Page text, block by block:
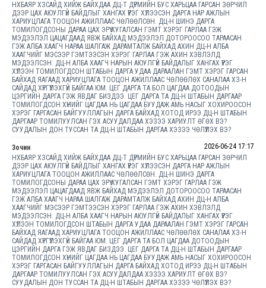
НХБАЯР ХЗСАЙД ХИЙЖ БАЙХДАА ДЦ-Т ДҮРМИЙН БУС ХАРЬЦАА ГАРСАН ЗӨРЧИЛ
ДЭЭР ЦАХ АЮУЛГҮЙ БАЙДЛЫГ ХАНГАХ ҮҮРЭГ ХҮЛЭЭСЭН ДАРГА НАР АЖЛЫН
ХАРИУЦЛАГА ТООЦОН АЖИЛЛААС ЧӨЛӨӨЛСӨН. ДЦ-Н ШИНЭ ДАРГА
ТОМИЛОГДСОНЫ ДАРАА ЦАХ ЭРҮҮ ХУГАЛСАН ГЭМТ ХЭРЭГ ГАРЛАА ГЭЖ
МЭДЭЭЛЭЛ ЦАЦАГДААД ЯВЖ БАЙХАД МЭДЭЭЛЭЛ ДОТОРООСОО ТАРААСАН
ГЭЖ АЛБА ХААГЧ НАРАА ШАЛГАЖ ДАРАМТАЛЖ БАЙХАД АХИН ДЦ-Н АЛБА
ХААГЧИЙГ МЭСЭЭР ГЭМТЭЭСЭН ХЭРЭГ ГАРЛАА ГЭЖ АХИН ХЭВЛЭЛД
МЭДЭЭЛСЭН. ДЦ-Н АЛБА ХААГЧ НАРЫН АЮУЛГҮЙ БАЙДАЛЫГ ХАНГАХ ҮҮРЭГ
ХҮЛЭЭН ТОМИЛОГДСОН ШТАБЫН ДАРГА УДАА ДАРААЛАН ГЭМТ ХЭРЭГ ГАРСАН
БАЙХАД ЯАГААД ХАРИУЦЛАГА ТООЦОН АЖИЛЛААС ЧӨЛӨӨЛӨХ САНАЛАА ХЗ-Н
САЙДАД ХҮРГҮҮЛЭХГҮЙ БАЙГАА ЮМ. ЦЕГ ДАРГА ТА БОЛ ЦАГДАА ДОТООДЫН
ЦЭРГИЙН ДАРГА ГЭЖ ЯВДАГ БИЗДЭЭ. ЦЕГ ДАРГА ТА ДЦ-Н ШТАБЫН ДАРГААР
ТОМИЛОГДСОН ХҮНИЙГ ЦАГДАА НЬ ЦАГДАА БУУДАЖ АМЬ НАСЫГ ХОХИРООСОН
ХЭРЭГ ГАРГАСАН БАЙГУУЛЛАГЫН ДАРГА БАЙХАД ХОТОД ИРЭЭ ДЦ-Н ШТАБЫН
ДАРГААР ТОМИЛУУЛСАН ГЭХ АСУУДАЛДАА ХЭЗЭЭ ХАРИУЛТ ӨГӨХ ВЭ?
СУУДАЛЫН ДОН ТУССАН ТА ДЦ-Н ШТАБЫН ДАРГАА ХЭЗЭЭ ЧӨЛҮҮЛЭХ ВЭ?
Зочин
2026-06-24 17:17
НХБАЯР ХЗСАЙД ХИЙЖ БАЙХДАА ДЦ-Т ДҮРМИЙН БУС ХАРЬЦАА ГАРСАН ЗӨРЧИЛ
ДЭЭР ЦАХ АЮУЛГҮЙ БАЙДЛЫГ ХАНГАХ ҮҮРЭГ ХҮЛЭЭСЭН ДАРГА НАР АЖЛЫН
ХАРИУЦЛАГА ТООЦОН АЖИЛЛААС ЧӨЛӨӨЛСӨН. ДЦ-Н ШИНЭ ДАРГА
ТОМИЛОГДСОНЫ ДАРАА ЦАХ ЭРҮҮ ХУГАЛСАН ГЭМТ ХЭРЭГ ГАРЛАА ГЭЖ
МЭДЭЭЛЭЛ ЦАЦАГДААД ЯВЖ БАЙХАД МЭДЭЭЛЭЛ ДОТОРООСОО ТАРААСАН
ГЭЖ АЛБА ХААГЧ НАРАА ШАЛГАЖ ДАРАМТАЛЖ БАЙХАД АХИН ДЦ-Н АЛБА
ХААГЧИЙГ МЭСЭЭР ГЭМТЭЭСЭН ХЭРЭГ ГАРЛАА ГЭЖ АХИН ХЭВЛЭЛД
МЭДЭЭЛСЭН. ДЦ-Н АЛБА ХААГЧ НАРЫН АЮУЛГҮЙ БАЙДАЛЫГ ХАНГАХ ҮҮРЭГ
ХҮЛЭЭН ТОМИЛОГДСОН ШТАБЫН ДАРГА УДАА ДАРААЛАН ГЭМТ ХЭРЭГ ГАРСАН
БАЙХАД ЯАГААД ХАРИУЦЛАГА ТООЦОН АЖИЛЛААС ЧӨЛӨӨЛӨХ САНАЛАА ХЗ-Н
САЙДАД ХҮРГҮҮЛЭХГҮЙ БАЙГАА ЮМ. ЦЕГ ДАРГА ТА БОЛ ЦАГДАА ДОТООДЫН
ЦЭРГИЙН ДАРГА ГЭЖ ЯВДАГ БИЗДЭЭ. ЦЕГ ДАРГА ТА ДЦ-Н ШТАБЫН ДАРГААР
ТОМИЛОГДСОН ХҮНИЙГ ЦАГДАА НЬ ЦАГДАА БУУДАЖ АМЬ НАСЫГ ХОХИРООСОН
ХЭРЭГ ГАРГАСАН БАЙГУУЛЛАГЫН ДАРГА БАЙХАД ХОТОД ИРЭЭ ДЦ-Н ШТАБЫН
ДАРГААР ТОМИЛУУЛСАН ГЭХ АСУУДАЛДАА ХЭЗЭЭ ХАРИУЛТ ӨГӨХ ВЭ?
СУУДАЛЫН ДОН ТУССАН ТА ДЦ-Н ШТАБЫН ДАРГАА ХЭЗЭЭ ЧӨЛҮҮЛЭХ ВЭ?